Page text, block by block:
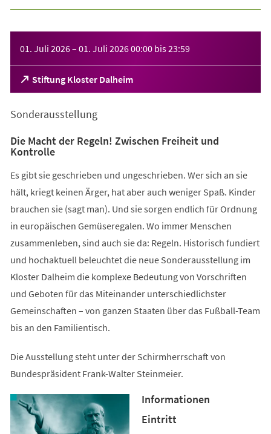
01. Juli 2026– 01. Juli 202600:00 bis23:59
Stiftung Kloster Dalheim
(Öffnet
in
neuen
Sonderausstellung
Die Macht der Regeln! Zwischen Freiheit und
Kontrolle
Es gibt sie geschrieben und ungeschrieben. Wer sich an sie
hält, kriegt keinen Ärger, hat aber auch weniger Spaß. Kinder
brauchen sie (sagt man). Und sie sorgen endlich für Ordnung
in europäischen Gemüseregalen. Wo immer Menschen
zusammenleben, sind auch sie da: Regeln. Historisch fundiert
und hochaktuell beleuchtet die neue Sonderausstellung im
Kloster Dalheim die komplexe Bedeutung von Vorschriften
und Geboten für das Miteinander unterschiedlichster
Gemeinschaften – von ganzen Staaten über das Fußball-Team
bis an den Familientisch.
Die Ausstellung steht unter der Schirmherrschaft von
Bundespräsident Frank-Walter Steinmeier.
Informationen
Eintritt